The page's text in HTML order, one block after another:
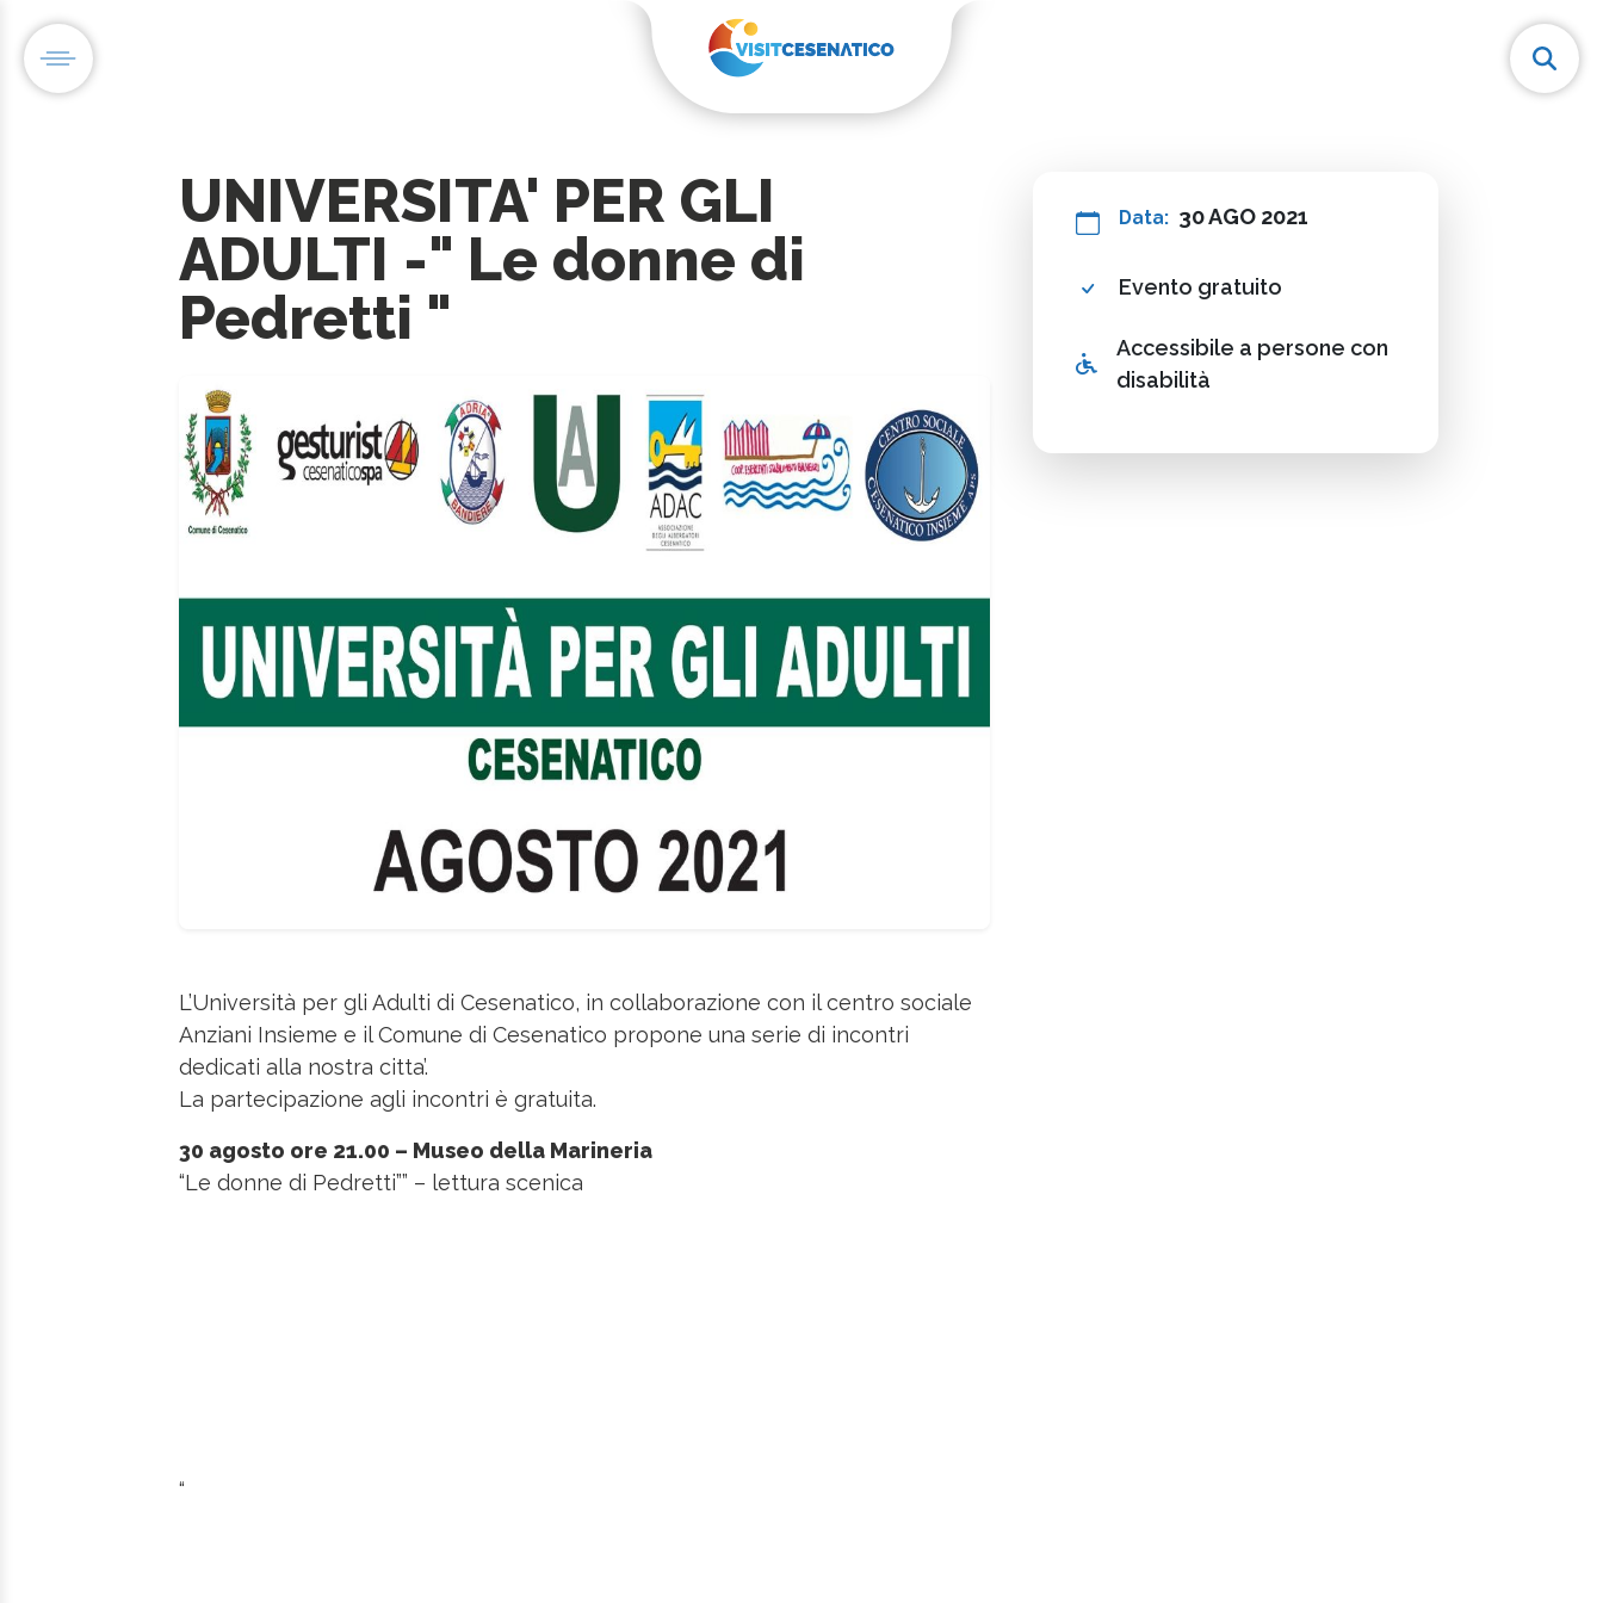
UNIVERSITA' PER GLI
ADULTI -" Le donne di
Pedretti "
L’Università per gli Adulti di Cesenatico, in collaborazione con il centro sociale
Anziani Insieme e il Comune di Cesenatico propone una serie di incontri
dedicati alla nostra citta’.
La partecipazione agli incontri è gratuita.
30 agosto ore 21.00 – Museo della Marineria
“Le donne di Pedretti”” – lettura scenica
“
Data: 30 AGO 2021
Evento gratuito
Accessibile a persone con
disabilità